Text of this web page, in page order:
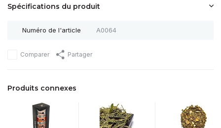
Spécifications du produit
Numéro de l'article A0064
Comparer Partager
Produits connexes